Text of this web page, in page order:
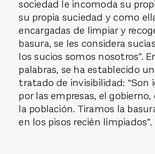
sociedad le incomoda su
su propia suciedad y como
encargadas de limpiar y
basura, se les considera
los sucios somos nosotros”.
palabras, se ha establecido
tratado de invisibilidad: “Son
por las empresas, el
la población. Tiramos la
en los pisos recién limpiados”.